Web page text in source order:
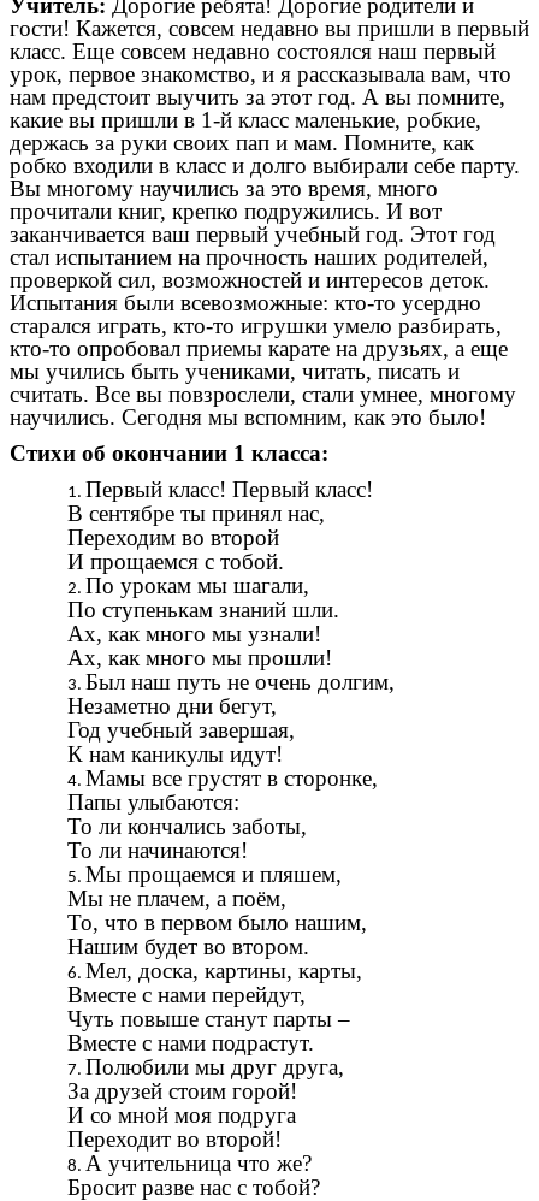
Учитель: Дорогие ребята! Дорогие родители и
гости! Кажется, совсем недавно вы пришли в первый
класс. Еще совсем недавно состоялся наш первый
урок, первое знакомство, и я рассказывала вам, что
нам предстоит выучить за этот год. А вы помните,
какие вы пришли в 1-й класс маленькие, робкие,
держась за руки своих пап и мам. Помните, как
робко входили в класс и долго выбирали себе парту.
Вы многому научились за это время, много
прочитали книг, крепко подружились. И вот
заканчивается ваш первый учебный год. Этот год
стал испытанием на прочность наших родителей,
проверкой сил, возможностей и интересов деток.
Испытания были всевозможные: кто-то усердно
старался играть, кто-то игрушки умело разбирать,
кто-то опробовал приемы карате на друзьях, а еще
мы учились быть учениками, читать, писать и
считать. Все вы повзрослели, стали умнее, многому
научились. Сегодня мы вспомним, как это было!
Стихи об окончании 1 класса:
Первый класс! Первый класс!
В сентябре ты принял нас,
Переходим во второй
И прощаемся с тобой.
По урокам мы шагали,
По ступенькам знаний шли.
Ах, как много мы узнали!
Ах, как много мы прошли!
Был наш путь не очень долгим,
Незаметно дни бегут,
Год учебный завершая,
К нам каникулы идут!
Мамы все грустят в сторонке,
Папы улыбаются:
То ли кончались заботы,
То ли начинаются!
Мы прощаемся и пляшем,
Мы не плачем, а поём,
То, что в первом было нашим,
Нашим будет во втором.
Мел, доска, картины, карты,
Вместе с нами перейдут,
Чуть повыше станут парты –
Вместе с нами подрастут.
Полюбили мы друг друга,
За друзей стоим горой!
И со мной моя подруга
Переходит во второй!
А учительница что же?
Бросит разве нас с тобой?